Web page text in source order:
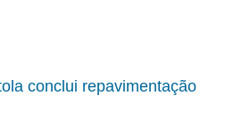
conclui repavimentação